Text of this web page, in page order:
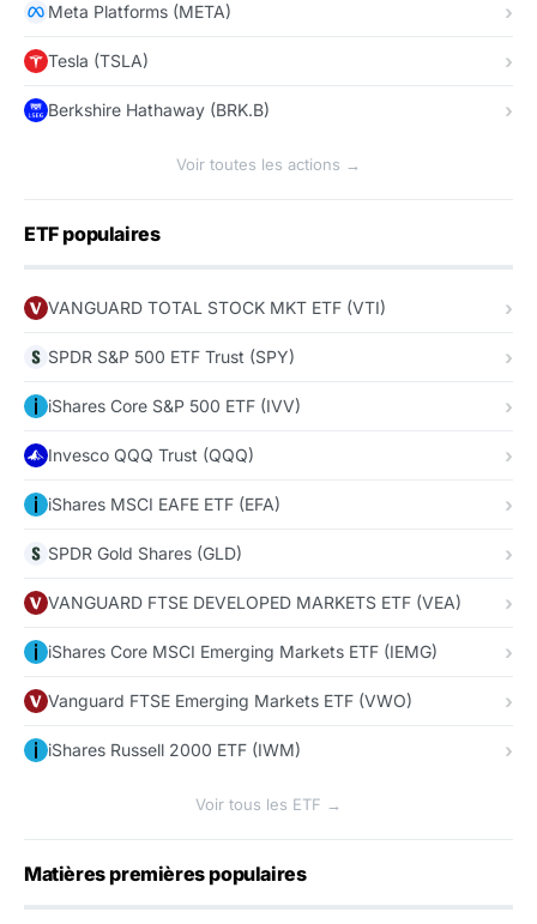
Meta Platforms (META)
Tesla (TSLA)
Berkshire Hathaway (BRK.B)
Voir toutes les actions →
ETF populaires
VANGUARD TOTAL STOCK MKT ETF (VTI)
SPDR S&P 500 ETF Trust (SPY)
iShares Core S&P 500 ETF (IVV)
Invesco QQQ Trust (QQQ)
iShares MSCI EAFE ETF (EFA)
SPDR Gold Shares (GLD)
VANGUARD FTSE DEVELOPED MARKETS ETF (VEA)
iShares Core MSCI Emerging Markets ETF (IEMG)
Vanguard FTSE Emerging Markets ETF (VWO)
iShares Russell 2000 ETF (IWM)
Voir tous les ETF →
Matières premières populaires